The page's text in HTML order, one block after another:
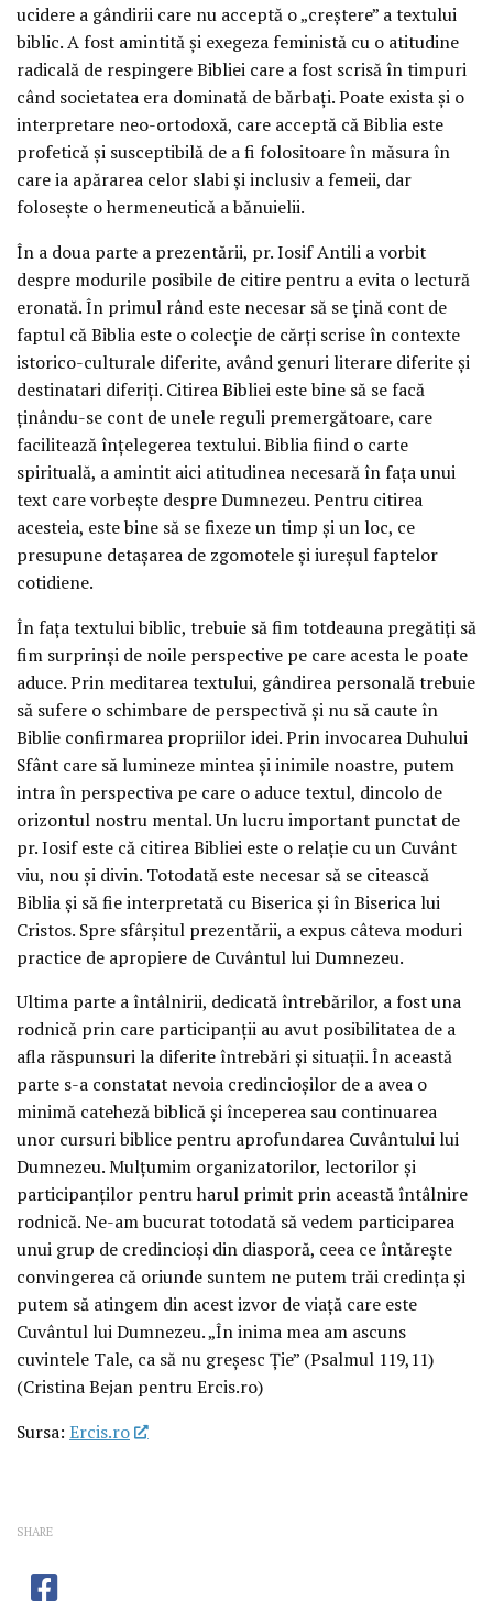
ucidere a gândirii care nu acceptă o „creștere” a textului
biblic. A fost amintită și exegeza feministă cu o atitudine
radicală de respingere Bibliei care a fost scrisă în timpuri
când societatea era dominată de bărbați. Poate exista și o
interpretare neo-ortodoxă, care acceptă că Biblia este
profetică și susceptibilă de a fi folositoare în măsura în
care ia apărarea celor slabi și inclusiv a femeii, dar
folosește o hermeneutică a bănuielii.
În a doua parte a prezentării, pr. Iosif Antili a vorbit
despre modurile posibile de citire pentru a evita o lectură
eronată. În primul rând este necesar să se țină cont de
faptul că Biblia este o colecție de cărți scrise în contexte
istorico-culturale diferite, având genuri literare diferite și
destinatari diferiți. Citirea Bibliei este bine să se facă
ținându-se cont de unele reguli premergătoare, care
facilitează înțelegerea textului. Biblia fiind o carte
spirituală, a amintit aici atitudinea necesară în fața unui
text care vorbește despre Dumnezeu. Pentru citirea
acesteia, este bine să se fixeze un timp și un loc, ce
presupune detașarea de zgomotele și iureșul faptelor
cotidiene.
În fața textului biblic, trebuie să fim totdeauna pregătiți să
fim surprinși de noile perspective pe care acesta le poate
aduce. Prin meditarea textului, gândirea personală trebuie
să sufere o schimbare de perspectivă și nu să caute în
Biblie confirmarea propriilor idei. Prin invocarea Duhului
Sfânt care să lumineze mintea și inimile noastre, putem
intra în perspectiva pe care o aduce textul, dincolo de
orizontul nostru mental. Un lucru important punctat de
pr. Iosif este că citirea Bibliei este o relație cu un Cuvânt
viu, nou și divin. Totodată este necesar să se citească
Biblia și să fie interpretată cu Biserica și în Biserica lui
Cristos. Spre sfârșitul prezentării, a expus câteva moduri
practice de apropiere de Cuvântul lui Dumnezeu.
Ultima parte a întâlnirii, dedicată întrebărilor, a fost una
rodnică prin care participanții au avut posibilitatea de a
afla răspunsuri la diferite întrebări și situații. În această
parte s-a constatat nevoia credincioșilor de a avea o
minimă cateheză biblică și începerea sau continuarea
unor cursuri biblice pentru aprofundarea Cuvântului lui
Dumnezeu. Mulțumim organizatorilor, lectorilor și
participanților pentru harul primit prin această întâlnire
rodnică. Ne-am bucurat totodată să vedem participarea
unui grup de credincioși din diasporă, ceea ce întărește
convingerea că oriunde suntem ne putem trăi credința și
putem să atingem din acest izvor de viață care este
Cuvântul lui Dumnezeu. „În inima mea am ascuns
cuvintele Tale, ca să nu greșesc Ție” (Psalmul 119,11)
(Cristina Bejan pentru Ercis.ro)
Sursa: Ercis.ro
SHARE